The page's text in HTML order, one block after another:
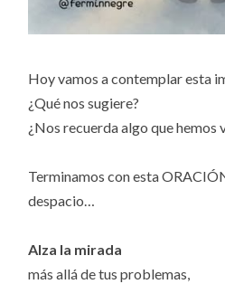
Hoy vamos a contemplar esta
¿Qué nos sugiere?
¿Nos recuerda algo que hemos
Terminamos con esta
despacio…
Alza la mirada
más allá de tus problemas,